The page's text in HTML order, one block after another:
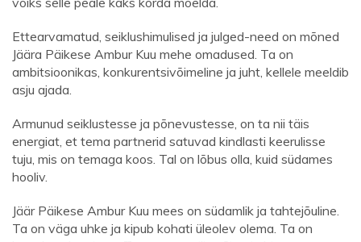
Ettearvamatud, seiklushimulised ja julged-need on mõned
Jäära Päikese Ambur Kuu mehe omadused. Ta on
ambitsioonikas, konkurentsivõimeline ja juht, kellele meeldib
asju ajada.
Armunud seiklustesse ja põnevustesse, on ta nii täis
energiat, et tema partnerid satuvad kindlasti keerulisse
tuju, mis on temaga koos. Tal on lõbus olla, kuid südames
hooliv.
Jäär Päikese Ambur Kuu mees on südamlik ja tahtejõuline.
Ta on väga uhke ja kipub kohati üleolev olema. Ta on